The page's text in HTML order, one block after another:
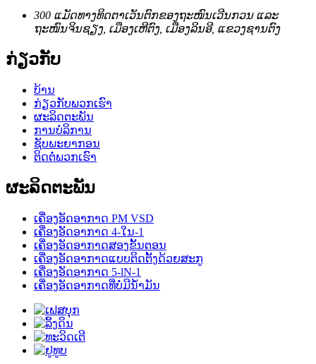
300 ແມັດທາງທິດຕາເວັນຕົກຂອງຖະໜົນເວີນກວນ ແລະ
ຖະໜົນຈິນຊຽງ, ເມືອງເຫີຕົງ, ເມືອງລິນອີ, ແຂວງຊານຕົງ
ກ່ຽວກັບ
ບ້ານ
ກ່ຽວກັບພວກເຮົາ
ຜະລິດຕະພັນ
ການບໍລິການ
ຊັບພະຍາກອນ
ຕິດຕໍ່ພວກເຮົາ
ຜະລິດຕະພັນ
ເຄື່ອງອັດອາກາດ PM VSD
ເຄື່ອງອັດອາກາດ 4-ໃນ-1
ເຄື່ອງອັດອາກາດສອງຂັ້ນຕອນ
ເຄື່ອງອັດອາກາດແບບຕິດຕັ້ງດ້ວຍສະກູ
ເຄື່ອງອັດອາກາດ 5-lN-1
ເຄື່ອງອັດອາກາດທີ່ບໍ່ມີນ້ຳມັນ